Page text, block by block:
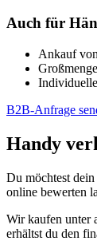
Auch für
Ankauf
B2B-Anfrage
Handy
Du möchtest
online bewerten
Wir kaufen unter
erhältst du den